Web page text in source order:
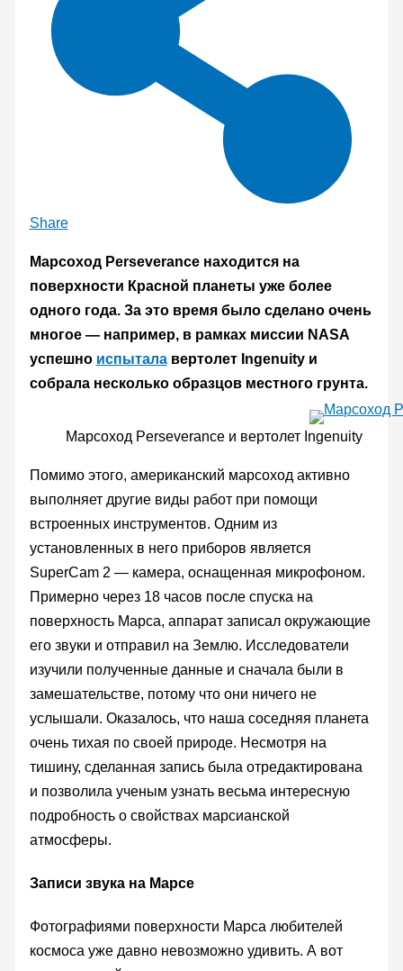
Share
Марсоход Perseverance находится на
поверхности Красной планеты уже более
одного года. За это время было сделано очень
многое — например, в рамках миссии NASA
успешно испыталавертолет Ingenuity и
собрала несколько образцов местного грунта.
Марсоход Perseverance и вертолет Ingenuity
Помимо этого, американский марсоход активно
выполняет другие виды работ при помощи
встроенных инструментов. Одним из
установленных в него приборов является
SuperCam 2 — камера, оснащенная микрофоном.
Примерно через 18 часов после спуска на
поверхность Марса, аппарат записал окружающие
его звуки и отправил на Землю. Исследователи
изучили полученные данные и сначала были в
замешательстве, потому что они ничего не
услышали. Оказалось, что наша соседняя планета
очень тихая по своей природе. Несмотря на
тишину, сделанная запись была отредактирована
и позволила ученым узнать весьма интересную
подробность о свойствах марсианской
атмосферы.
Записи звука на Марсе
Фотографиями поверхности Марса любителей
космоса уже давно невозможно удивить. А вот